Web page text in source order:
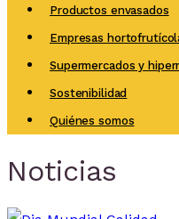
Productos envasados
Empresas
Supermercados y
Sostenibilidad
Quiénes somos
Noticias